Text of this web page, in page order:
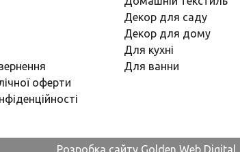
оферти
Декор для саду
Декор для дому
Для кухні
Для ванни
Розробка сайту Golden Web Digital